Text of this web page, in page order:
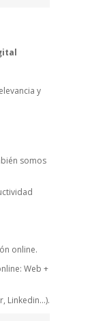
y
somos
online.
Web +
Linkedin…).